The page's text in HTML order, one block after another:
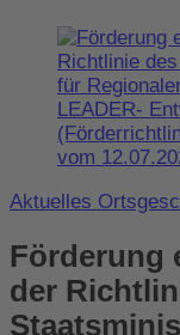
Aktuelles
Förderung
der